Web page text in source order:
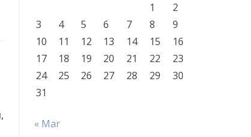
1
2
3
4 5 6 7 8
9
10
11 12 13 14 15
16
17
18 19 20 21 22
23
24
25 26 27 28 29
30
31
« Mar